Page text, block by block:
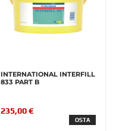
INTERNATIONAL INTERFILL
833 PART B
235,00 €
OSTA